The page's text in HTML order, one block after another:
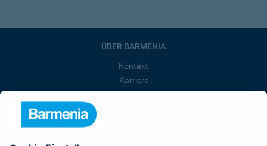
ÜBER BARMENIA
Kontakt
Karriere